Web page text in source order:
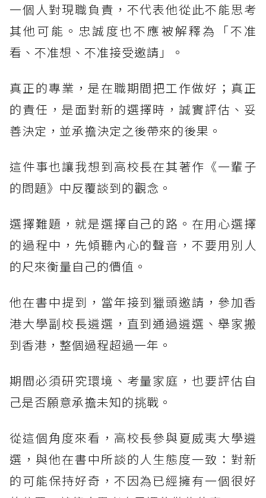
一個人對現職負責，不代表他從此不能思考
其他可能。忠誠度也不應被解釋為「不准
看、不准想、不准接受邀請」。
真正的專業，是在職期間把工作做好；真正
的責任，是面對新的選擇時，誠實評估、妥
善決定，並承擔決定之後帶來的後果。
這件事也讓我想到高校長在其著作《一輩子
的問題》中反覆談到的觀念。
選擇難題，就是選擇自己的路。在用心選擇
的過程中，先傾聽內心的聲音，不要用別人
的尺來衡量自己的價值。
他在書中提到，當年接到獵頭邀請，參加香
港大學副校長遴選，直到通過遴選、舉家搬
到香港，整個過程超過一年。
期間必須研究環境、考量家庭，也要評估自
己是否願意承擔未知的挑戰。
從這個角度來看，高校長參與夏威夷大學遴
選，與他在書中所談的人生態度一致：對新
的可能保持好奇，不因為已經擁有一個很好